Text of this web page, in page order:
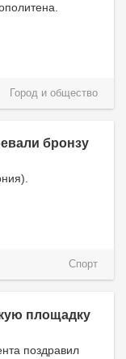
Город и общество
бронзу
Спорт
площадку
поздравил